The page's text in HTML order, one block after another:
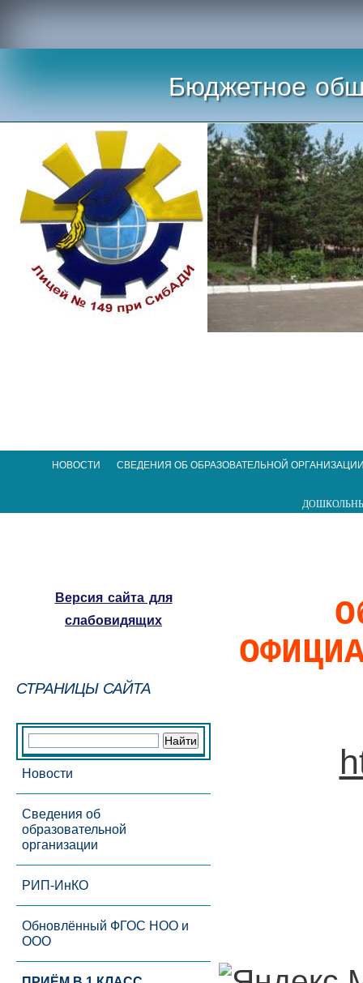
Бюджетное
НОВОСТИ СВЕДЕНИЯ ОБ ОБРАЗОВАТЕЛЬНОЙ
Версия сайта для
слабовидящих
СТРАНИЦЫ САЙТА
Новости
Сведения об
образовательной
организации
РИП-ИнКО
Обновлённый ФГОС НОО и
ООО